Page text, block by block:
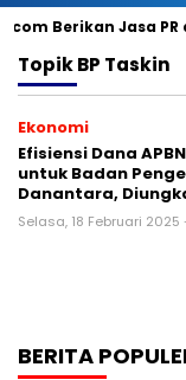
Berikan Jasa PR
TopikBP Taskin
Ekonomi
Efisiensi Dana
untuk Badan
Danantara,
Selasa, 18 Februari 2025
BERITA